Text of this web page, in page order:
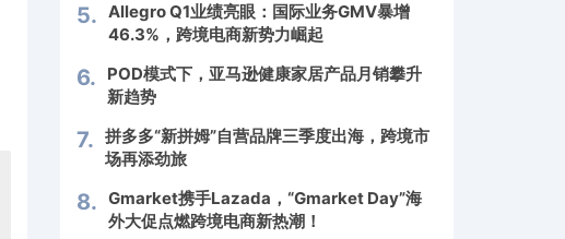
5. Allegro Q1业绩亮眼：国际业务GMV暴增
46.3%，跨境电商新势力崛起
6.
POD模式下，亚马逊健康家居产品月销攀升
新趋势
7. 拼多多“新拼姆”自营品牌三季度出海，跨境市
场再添劲旅
8. Gmarket携手Lazada，“Gmarket Day”海
外大促点燃跨境电商新热潮！